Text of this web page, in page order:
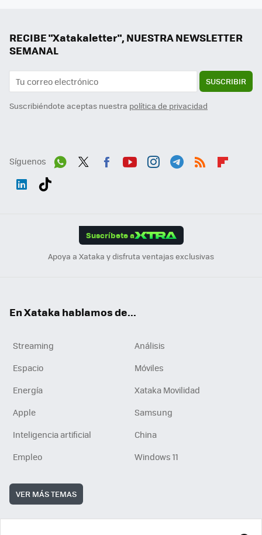
RECIBE "Xatakaletter", NUESTRA NEWSLETTER
SEMANAL
SUSCRIBIR
Suscribiéndote aceptas nuestra política de privacidad
Síguenos
Suscríbete a
Apoya a Xataka y disfruta ventajas exclusivas
En Xataka hablamos de...
Streaming
Análisis
Espacio
Móviles
Energía
Xataka Movilidad
Apple
Samsung
Inteligencia artificial
China
Empleo
Windows 11
VER MÁS TEMAS